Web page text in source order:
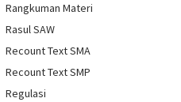
Rangkuman Materi
Rasul SAW
Recount Text SMA
Recount Text SMP
Regulasi